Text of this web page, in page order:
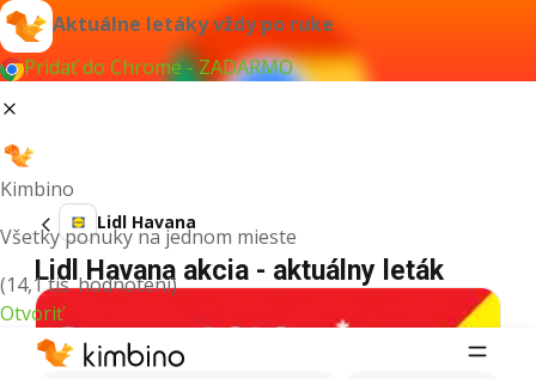
Aktuálne letáky vždy po ruke
Pridať do Chrome - ZADARMO
Kimbino
Všetky ponuky na jednom mieste
(14,1 tis. hodnotení)
Otvoriť
Lidl Havana
Lidl Havana akcia - aktuálny leták